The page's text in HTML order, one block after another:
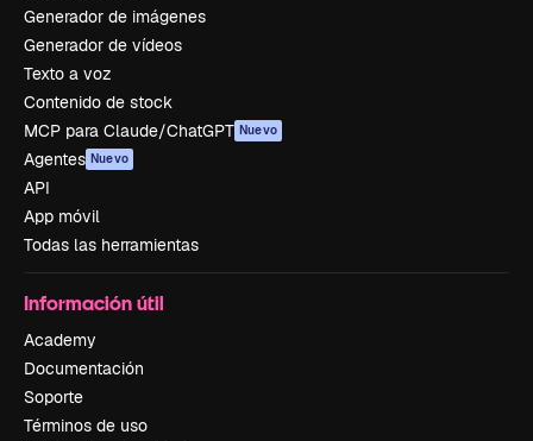
Generador de imágenes
Generador de vídeos
Texto a voz
Contenido de stock
MCP para Claude/ChatGPT Nuevo
Agentes Nuevo
API
App móvil
Todas las herramientas
Información útil
Academy
Documentación
Soporte
Términos de uso